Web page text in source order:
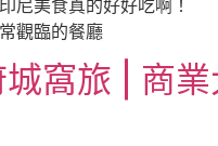
尼美食真的好好吃啊！
觀臨的餐廳
城窩旅 | 商